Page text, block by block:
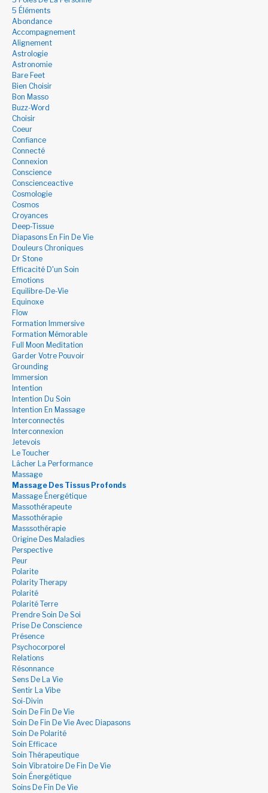
5 Éléments
Abondance
Accompagnement
Alignement
Astrologie
Astronomie
Bare Feet
Bien Choisir
Bon Masso
Buzz-Word
Choisir
Coeur
Confiance
Connecté
Connexion
Conscience
Conscienceactive
Cosmologie
Cosmos
Croyances
Deep-Tissue
Diapasons En Fin De Vie
Douleurs Chroniques
Dr Stone
Efficacité D'un Soin
Emotions
Equilibre-De-Vie
Equinoxe
Flow
Formation Immersive
Formation Mémorable
Full Moon Meditation
Garder Votre Pouvoir
Grounding
Immersion
Intention
Intention Du Soin
Intention En Massage
Interconnectés
Interconnexion
Jetevois
Le Toucher
Lâcher La Performance
Massage
Massage Des Tissus Profonds
Massage Énergétique
Massothérapeute
Massothérapie
Masssothérapie
Origine Des Maladies
Perspective
Peur
Polarite
Polarity Therapy
Polarité
Polarité Terre
Prendre Soin De Soi
Prise De Conscience
Présence
Psychocorporel
Relations
Résonnance
Sens De La Vie
Sentir La Vibe
Soi-Divin
Soin De Fin De Vie
Soin De Fin De Vie Avec Diapasons
Soin De Polarité
Soin Efficace
Soin Thérapeutique
Soin Vibratoire De Fin De Vie
Soin Énergétique
Soins De Fin De Vie